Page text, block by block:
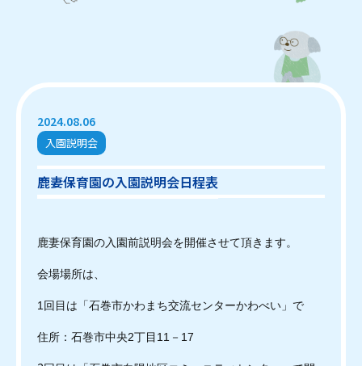
2024.08.06
入園説明会
鹿妻保育園の入園説明会日程表
鹿妻保育園の入園前説明会を開催させて頂きます。
会場場所は、
1回目は「石巻市かわまち交流センターかわべい」で
住所：石巻市中央2丁目11－17